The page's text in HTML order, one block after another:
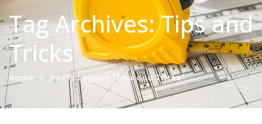
Tag Archives: Tips and
Tricks
Home Posts tagged "Tips and Tricks"